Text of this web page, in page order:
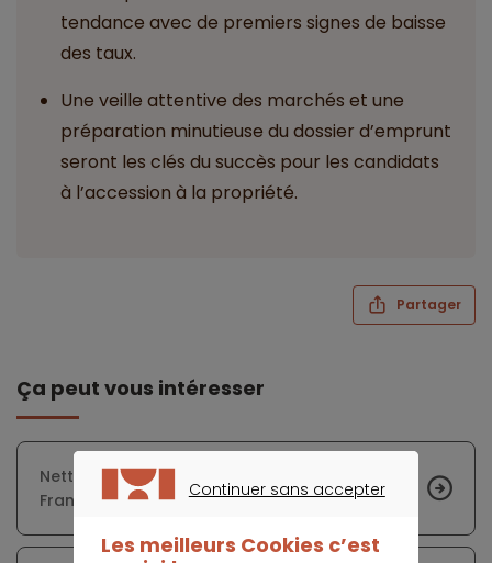
tendance avec de premiers signes de baisse
des taux.
Une veille attentive des marchés et une
préparation minutieuse du dossier d’emprunt
seront les clés du succès pour les candidats
à l’accession à la propriété.
Partager
Ça peut vous intéresser
Nette baisse de l’endettement immobilier des
Français
Continuer sans accepter
Les meilleurs Cookies c’est